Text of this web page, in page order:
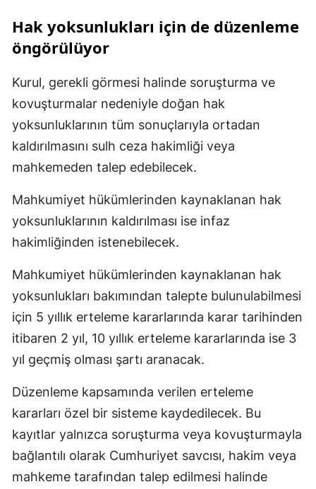
Hak yoksunlukları için de düzenleme
öngörülüyor
Kurul, gerekli görmesi halinde soruşturma ve
kovuşturmalar nedeniyle doğan hak
yoksunluklarının tüm sonuçlarıyla ortadan
kaldırılmasını sulh ceza hakimliği veya
mahkemeden talep edebilecek.
Mahkumiyet hükümlerinden kaynaklanan hak
yoksunluklarının kaldırılması ise infaz
hakimliğinden istenebilecek.
Mahkumiyet hükümlerinden kaynaklanan hak
yoksunlukları bakımından talepte bulunulabilmesi
için 5 yıllık erteleme kararlarında karar tarihinden
itibaren 2 yıl, 10 yıllık erteleme kararlarında ise 3
yıl geçmiş olması şartı aranacak.
Düzenleme kapsamında verilen erteleme
kararları özel bir sisteme kaydedilecek. Bu
kayıtlar yalnızca soruşturma veya kovuşturmayla
bağlantılı olarak Cumhuriyet savcısı, hakim veya
mahkeme tarafından talep edilmesi halinde